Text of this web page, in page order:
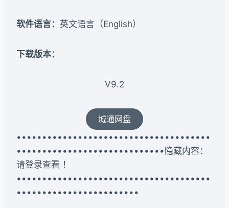
软件语言： 英文语言（English）
下载版本：​
V9.2
城通网盘
••••••••••••••••••••••••••••••••••••••
•••••••••••••••••••••••••••••隐藏内容：
请登录查看 ！
••••••••••••••••••••••••••••••••••••••
••••••••••••••••••••••••